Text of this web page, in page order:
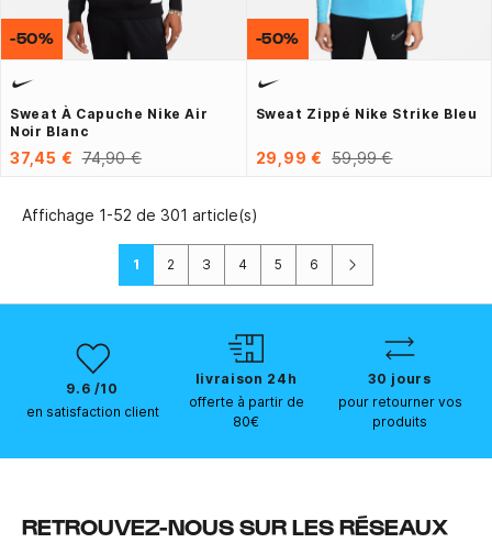
Sweat À Capuche Nike Air
Noir Blanc
37,45 € 74,90 €
-50%
Sweat Zippé Nike Strike Bleu
29,99 € 59,99 €
-50%
Affichage 1-52 de 301 article(s)
1 2 3 4 5 6 Suivant
9.6 /10
en satisfaction client
livraison 24h
offerte à partir de
80€
30 jours
pour retourner vos
produits
RETROUVEZ-NOUS SUR LES RÉSEAUX